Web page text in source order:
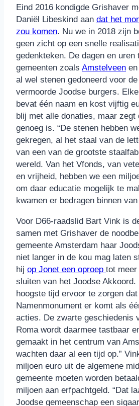
Eind 2016 kondigde Grishaver
Daniël Libeskind aan dat het
zou komen. Nu we in 2018 zijn
geen zicht op een snelle
gedenkteken. De dagen en uren
gemeenten zoals Amstelveen en
al wel stenen gedoneerd voor
vermoorde Joodse burgers.
bevat één naam en kost vijftig
blij met alle donaties, maar zegt
genoeg is. “De stenen hebben
gekregen, al het staal van de
van een van de grootste
wereld. Van het Vfonds, van
en vrijheid, hebben we een
om daar educatie mogelijk te
kwamen er bedragen binnen
Voor D66-raadslid Bart Vink is
samen met Grishaver de
gemeente Amsterdam haar
niet langer in de kou mag laten
hij op Jonet een oproep tot meer
sluiten van het Joodse
hoogste tijd ervoor te zorgen
Namenmonument er komt als
acties. De zwarte geschiedenis
Roma wordt daarmee tastbaar
gemaakt in het centrum van
wachten daar al een tijd op.”
miljoen euro uit de algemene
gemeente moeten worden
miljoen aan erfpachtgeld. “Dat
Joodse gemeenschap een